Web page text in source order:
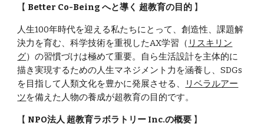
【 Better Co-Being へと導く 超教育の目的 】
人生100年時代を迎える私たちにとって、創造性、課題解
決力を育む、科学技術を重視したAX学習（ リスキリン
グ）の習慣づけは極めて重要。自ら生活設計を主体的に
描き実現するための人生マネジメント力を涵養し、SDGs
を目指して人類文化を豊かに発展させる、
リベラルアー
ツを備えた人物の養成が超教育の目的です。
【 NPO法人 超教育ラボラトリー Inc.の概要 】